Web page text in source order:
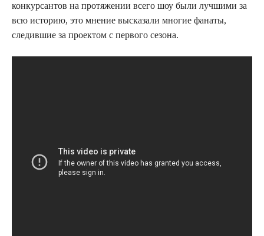
конкурсантов на протяжении всего шоу были лучшими за
всю историю, это мнение высказали многие фанаты,
следившие за проектом с первого сезона.